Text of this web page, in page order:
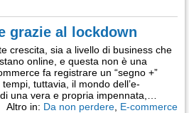
grazie al lockdown
crescita, sia a livello di business che
online, e questa non è una
fa registrare un “segno +”
tuttavia, il mondo dell’e-
una vera e propria impennata,…
Altro in: Da non perdere E-commerce